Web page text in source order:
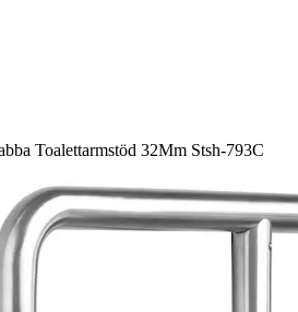
Toalettarmstöd 32Mm Stsh-793C